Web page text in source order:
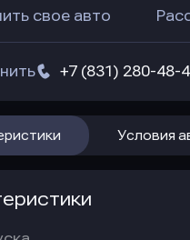
свое авто
+7 (831) 280-48-
Условия